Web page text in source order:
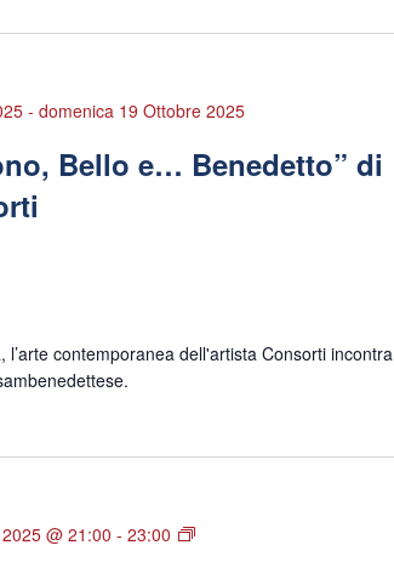
-domenica 19 Ottobre 2025
Bello e… Benedetto” di
l’arte contemporanea dell'artista Consorti incontra
@ 21:00 -23:00
Una